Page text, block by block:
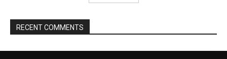
RECENT COMMENTS